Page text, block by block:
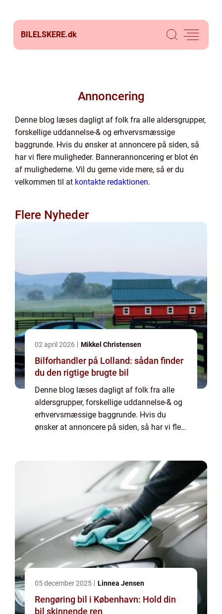
BILELSKERE.dk
Annoncering
Denne blog læses dagligt af folk fra alle aldersgrupper,
forskellige uddannelse-& og erhvervsmæssige
baggrunde. Hvis du ønsker at annoncere på siden, så
har vi flere muligheder. Bannerannoncering er blot én
af mulighederne. Vil du gerne vide mere, så er du
velkommen til at kontakte redaktionen.
Flere Nyheder
02 april 2026 Mikkel Christensen
Bilforhandler på Lolland: sådan finder
du den rigtige brugte bil
Denne blog læses dagligt af folk fra alle
aldersgrupper, forskellige uddannelse-& og
erhvervsmæssige baggrunde. Hvis du
ønsker at annoncere på siden, så har vi flere
05 december 2025 Linnea Jensen
Rengøring bil i København: Hold din
bil skinnende ren